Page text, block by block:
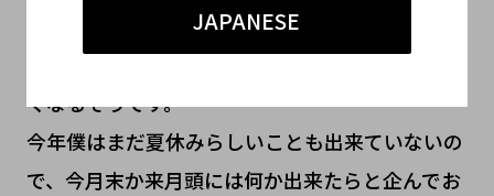
JAPANESE
みなさん、こんばんわ。
大型台風も無事に通りすぎ、明日からは天気がよ
くなるそうです。
今年僕はまだ夏休みらしいことも出来ていないの
で、今月末か来月頭には何か出来たらと企んでお